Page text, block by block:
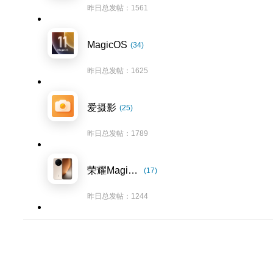
昨日总发帖：1561
MagicOS (34)
昨日总发帖：1625
爱摄影 (25)
昨日总发帖：1789
荣耀Magic8系列 (17)
昨日总发帖：1244